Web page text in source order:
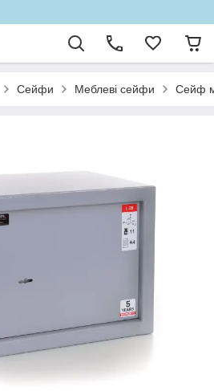
Сейфи Меблеві сейфи Сейф